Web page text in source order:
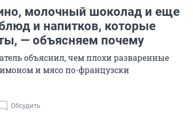
молочный шоколад и еще
и напитков, которые
— объясняем почему
объяснил, чем плохи разваренные
и мясо по-французски
Обсудить